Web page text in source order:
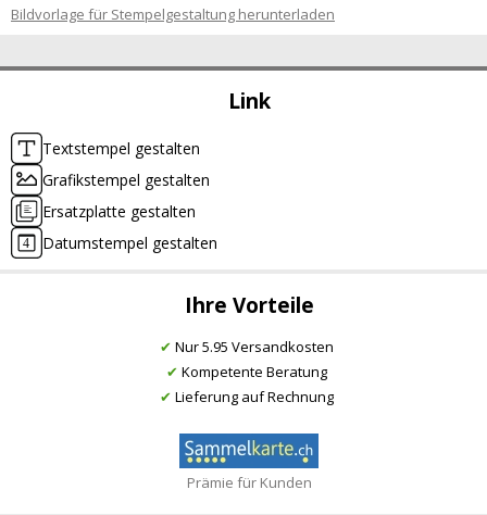
Link
Textstempel gestalten
Grafikstempel gestalten
Ersatzplatte gestalten
Datumstempel gestalten
Ihre Vorteile
✔ Nur 5.95 Versandkosten
✔ Kompetente Beratung
✔ Lieferung auf Rechnung
Prämie für Kunden
Bildvorlage für Stempelgestaltung herunterladen